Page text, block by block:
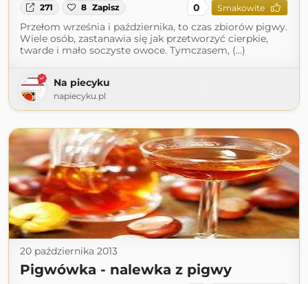
271 8 Zapisz 0 Smakowite
Przełom września i października, to czas zbiorów pigwy.
Wiele osób, zastanawia się jak przetworzyć cierpkie,
twarde i mało soczyste owoce. Tymczasem, (...)
Na piecyku
napiecyku.pl
20 października 2013
Pigwówka - nalewka z pigwy